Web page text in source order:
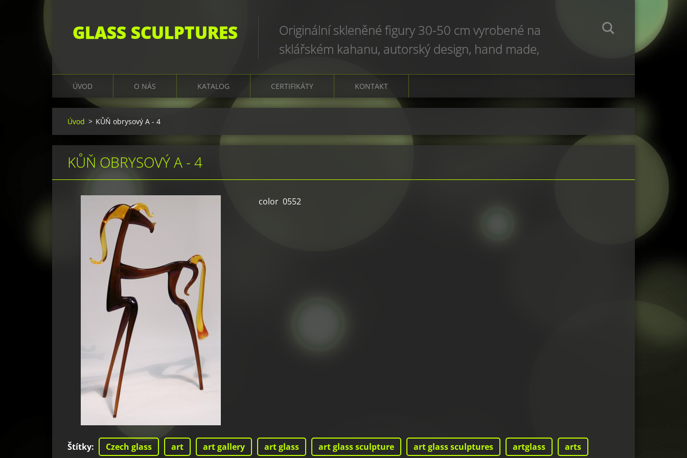
GLASS SCULPTURES
Originální skleněné figury 30-50 cm vyrobené na
sklářském kahanu, autorský design, hand made,
ÚVOD O NÁS KATALOG CERTIFIKÁTY KONTAKT
Úvod > KŮŇ obrysový A - 4
KŮŇ OBRYSOVÝ A - 4
color 0552
Štítky: Czech glass art art gallery art glass art glass sculpture art glass sculptures artglass arts